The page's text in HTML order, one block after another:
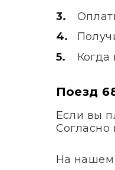
Когда
Поезд
Если вы
Согласно
На нашем